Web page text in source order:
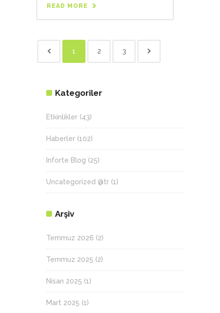
READ MORE
1 2 3
Kategoriler
Etkinlikler (43)
Haberler (102)
Inforte Blog (25)
Uncategorized @tr (1)
Arşiv
Temmuz 2026 (2)
Temmuz 2025 (2)
Nisan 2025 (1)
Mart 2025 (1)